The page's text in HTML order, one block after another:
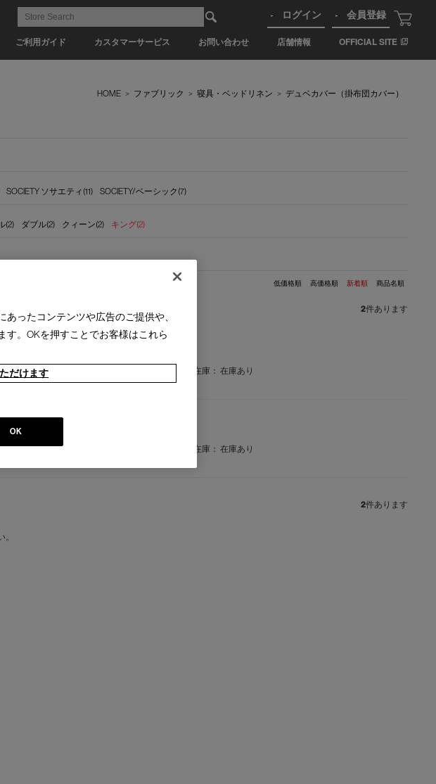
ご利用ガイド カスタマーサービス お問い合わせ 店舗情報 OFFICIAL SITE
ログイン 会員登録
HOME > ファブリック > 寝具・ベッドリネン > デュベカバー（掛布団カバー）
SOCIETY ソサエティ(11) SOCIETY/ベーシック(7)
(2) ダブル(2) クィーン(2) キング(2)
低価格順 高価格順 新着順 商品名順
2件あります
格：￥59,400 在庫： 在庫あり
クスシー) - デュベカバーキング (ブルーグレー)
格：
在庫： 在庫あり
2件あります
ったコンテンツや広告のご提供や、
す。OKを押すことでお客様はこれら
だけます
OK